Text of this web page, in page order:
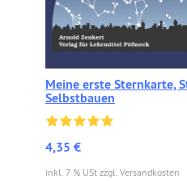
Meine erste Sternkarte,
Selbstbauen
4,35 €
inkl. 7 % USt zzgl. Versandkosten